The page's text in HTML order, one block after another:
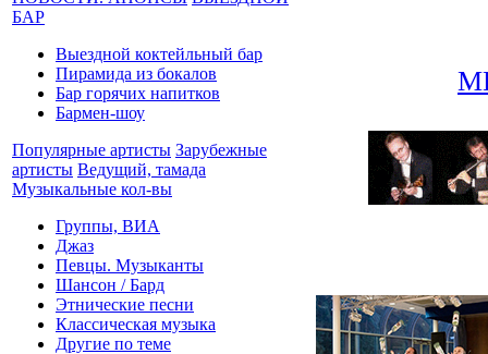
БАР
Выездной коктейльный бар
Пирамида из бокалов
Бар горячих напитков
Бармен-шоу
Популярные артисты Зарубежные
артисты Ведущий, тамада
Музыкальные кол-вы
Группы, ВИА
Джаз
Певцы. Музыканты
Шансон / Бард
Этнические песни
Классическая музыка
Другие по теме